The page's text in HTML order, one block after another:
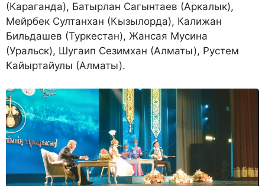
(Караганда), Батырлан Сагынтаев (Аркалык),
Мейрбек Султанхан (Кызылорда), Калижан
Бильдашев (Туркестан), Жансая Мусина
(Уральск), Шугаип Сезимхан (Алматы), Рустем
Кайыртайулы (Алматы).